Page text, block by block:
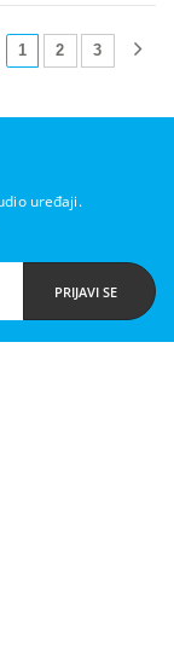
1 2 3
uređaji.
PRIJAVI SE